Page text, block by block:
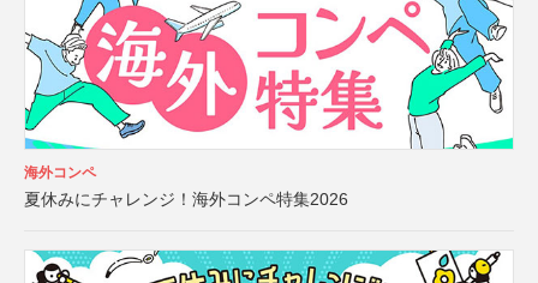
海外コンペ
夏休みにチャレンジ！海外コンペ特集2026